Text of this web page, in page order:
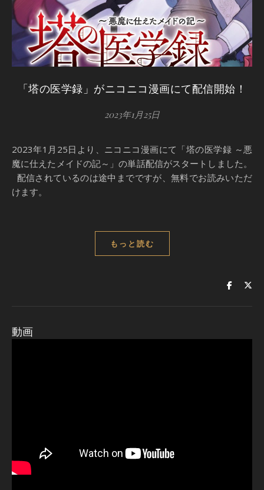
「塔の医学録」がニコニコ漫画にて配信開始！
2023年1月25日
2023年1月25日より、ニコニコ漫画にて「塔の医学録 ～悪
魔に仕えたメイドの記～」の単話配信がスタートしました。
配信されているのは途中までですが、無料でお読みいただ
けます。
もっと読む
動画